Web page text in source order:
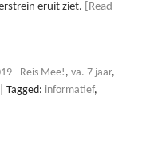
eruit ziet.
[Read
- Reis Mee!, va. 7 jaar,
Tagged: informatief,